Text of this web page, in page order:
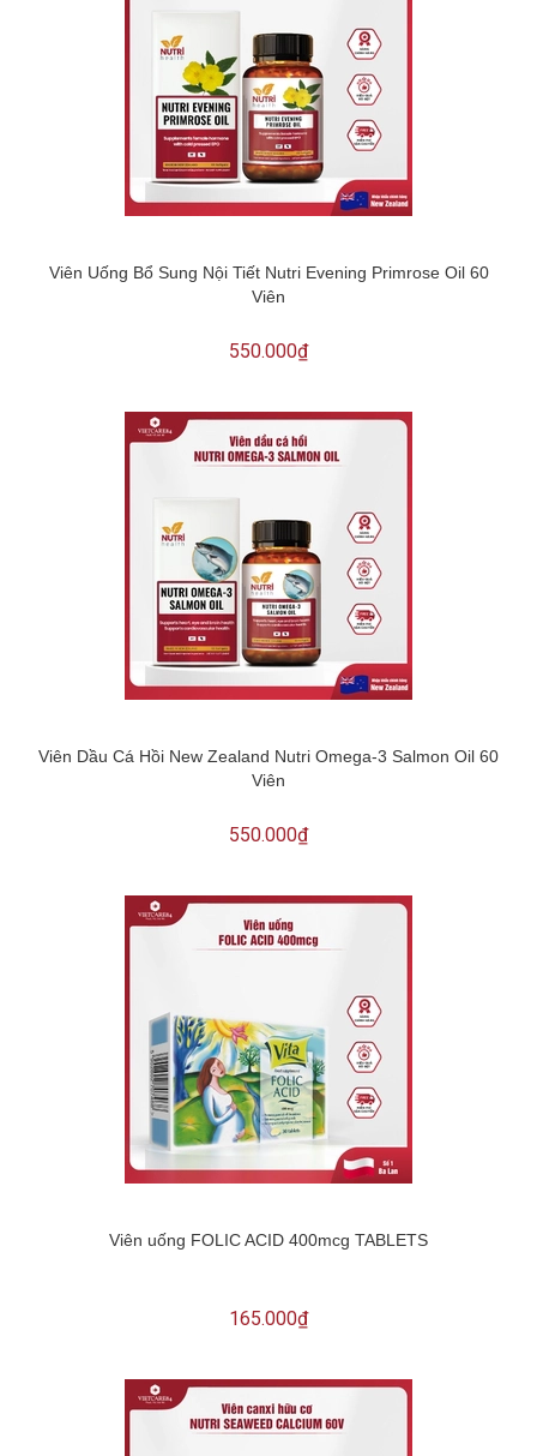
Viên Uống Bổ Sung Nội Tiết Nutri Evening Primrose Oil 60
Viên
550.000₫
Viên Dầu Cá Hồi New Zealand Nutri Omega-3 Salmon Oil 60
Viên
550.000₫
Viên uống FOLIC ACID 400mcg TABLETS
165.000₫